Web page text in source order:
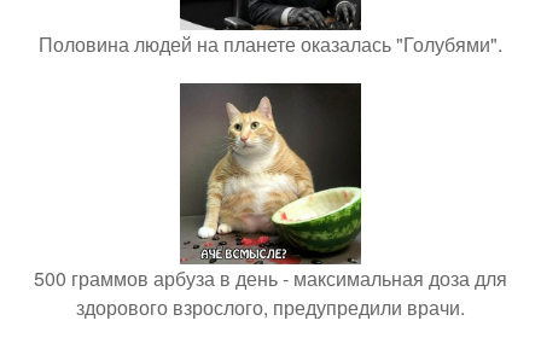
Половина людей на планете оказалась "Голубями".
500 граммов арбуза в день - максимальная доза для
здорового взрослого, предупредили врачи.